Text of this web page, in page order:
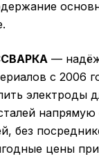
—
с 2006
электроды
напрямую
без
цены